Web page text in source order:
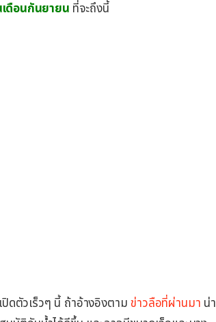
ดือนกันยายน ที่จะถึงนี้
ดตัวเร็วๆ นี้ ถ้าอ้างอิงตามข่าวลือที่ผ่านมา น่า